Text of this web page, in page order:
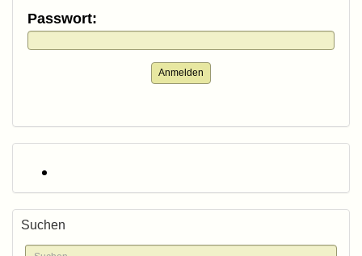
Passwort:
Anmelden
Suchen